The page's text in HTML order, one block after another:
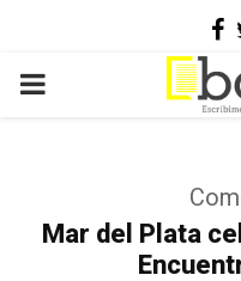
PRIMARY
Mar del Plata